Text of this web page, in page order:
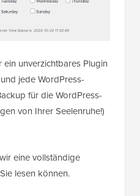
unverzichtbares Plugin
jede WordPress-
für die WordPress-
von Ihrer Seelenruhe!)
eine vollständige
lesen können.